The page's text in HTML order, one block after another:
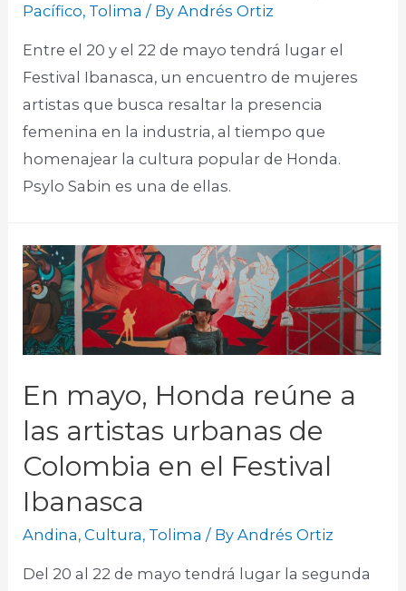
Pacífico, Tolima / ByAndrés Ortiz
Entre el 20 y el 22 de mayo tendrá lugar el
Festival Ibanasca, un encuentro de mujeres
artistas que busca resaltar la presencia
femenina en la industria, al tiempo que
homenajear la cultura popular de Honda.
Psylo Sabin es una de ellas.
En mayo, Honda reúne a
las artistas urbanas de
Colombia en el Festival
Ibanasca
Andina,Cultura, Tolima / ByAndrés Ortiz
Del 20 al 22 de mayo tendrá lugar la segunda